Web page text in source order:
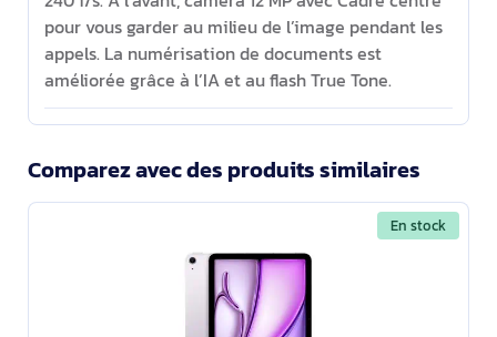
pour vous garder au milieu de l’image pendant les
appels. La numérisation de documents est
améliorée grâce à l’IA et au flash True Tone.
Comparez avec des produits similaires
En stock